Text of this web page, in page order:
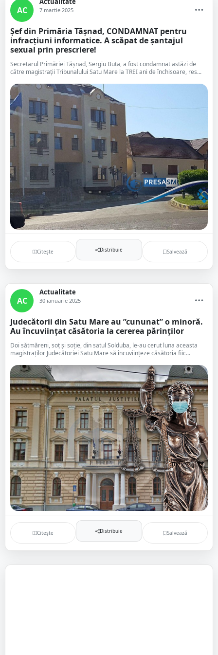
AC 7 martie 2025
Șef din Primăria Tășnad, CONDAMNAT pentru
infracțiuni informatice. A scăpat de șantajul
sexual prin prescriere!
Secretarul Primăriei Tășnad, Sergiu Buta, a fost condamnat astăzi de
către magistrații Tribunalului Satu Mare la TREI ani de închisoare, res...
Citește Distribuie Salvează
AC
Actualitate
30 ianuarie 2025
Judecătorii din Satu Mare au ”cununat” o minoră.
Au încuviințat căsătoria la cererea părinților
Doi sătmăreni, soț și soție, din satul Solduba, le-au cerut luna aceasta
magistraților Judecătoriei Satu Mare să încuviințeze căsătoria fiic...
Citește Distribuie Salvează